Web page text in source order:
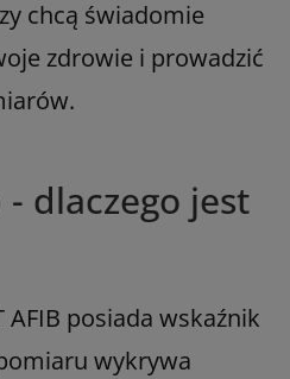
chcą świadomie
zdrowie i prowadzić
- dlaczego jest
AFIB posiada wskaźnik
wykrywa